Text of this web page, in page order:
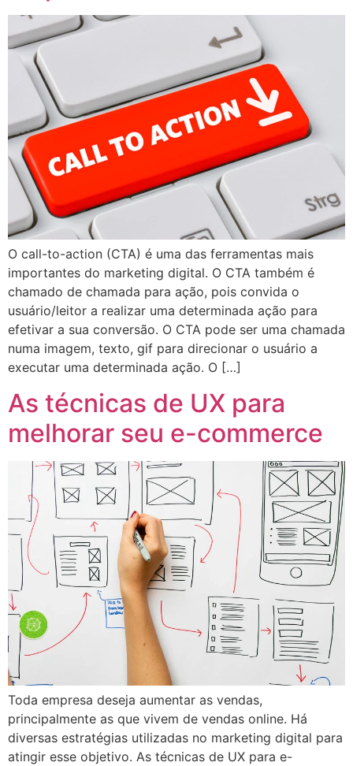
O call-to-action (CTA) é uma das ferramentas mais
importantes do marketing digital. O CTA também é
chamado de chamada para ação, pois convida o
usuário/leitor a realizar uma determinada ação para
efetivar a sua conversão. O CTA pode ser uma chamada
numa imagem, texto, gif para direcionar o usuário a
executar uma determinada ação. O […]
As técnicas de UX para
melhorar seu e-commerce
Toda empresa deseja aumentar as vendas,
principalmente as que vivem de vendas online. Há
diversas estratégias utilizadas no marketing digital para
atingir esse objetivo. As técnicas de UX para e-